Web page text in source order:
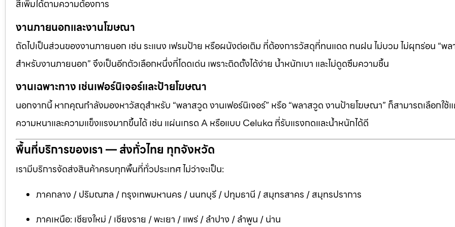
สีเพิ่มได้ตามความต้องการ
งานภายนอกและงานโฆษณา
ถัดไปเป็นส่วนของงานภายนอก เช่น ระแนง เฟรมป้าย หรือผนังต่อเติม ที่ต้องการวัสดุที่ทนแดด ทนฝน ไม่บวม ไม่ผุกร่อน “พ
สำหรับงานภายนอก” จึงเป็นอีกตัวเลือกหนึ่งที่โดดเด่น เพราะติดตั้งได้ง่าย น้ำหนักเบา และไม่ดูดซึมความชื้น
งานเฉพาะทาง เช่นเฟอร์นิเจอร์และป้ายโฆษณา
นอกจากนี้ หากคุณกำลังมองหาวัสดุสำหรับ “พลาสวูด งานเฟอร์นิเจอร์” หรือ “พลาสวูด งานป้ายโฆษณา” ก็สามารถเลือกใช้
ความหนาและความแข็งแรงมากขึ้นได้ เช่น แผ่นเกรด A หรือแบบ Celuka ที่รับแรงกดและน้ำหนักได้ดี
พื้นที่บริการของเรา — ส่งทั่วไทย ทุกจังหวัด
เรามีบริการจัดส่งสินค้าครบทุกพื้นที่ทั่วประเทศ ไม่ว่าจะเป็น:
ภาคกลาง / ปริมณฑล / กรุงเทพมหานคร / นนทบุรี / ปทุมธานี / สมุทรสาคร / สมุทรปราการ
ภาคเหนือ: เชียงใหม่ / เชียงราย / พะเยา / แพร่ / ลำปาง / ลำพูน / น่าน